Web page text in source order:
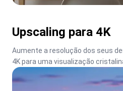
Upscaling para 4K
Aumente a resolução dos seus
4K para uma visualização